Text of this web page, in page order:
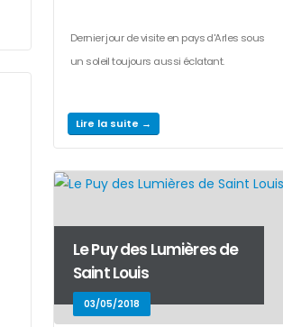
Dernier jour de visite en pays d'Arles sous
un soleil toujours aussi éclatant.
Lire la suite →
Le Puy des Lumières de
Saint Louis
03/05/2018